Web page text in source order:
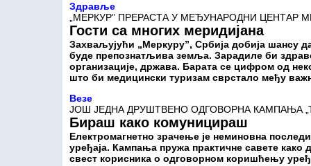
Здравље
„МЕРКУР” ПРЕРАСТА У МЕЂУНАРОДНИ ЦЕНТАР
Гости са многих меридијана
Захваљујући „Меркуру”, Србија добија шансу
буде препознатљива земља. Зарадиле би
организације, држава. Барата се цифром од
што би медицински туризам сврстало међу
Везе
ЈОШ ЈЕДНА ДРУШТВЕНО ОДГОВОРНА КАМПАЊА
Бираш како комуницираш
Електромагнетно зрачење је неминовна
уређаја. Кампања пружа практичне савете
свест корисника о одговорном коришћењу